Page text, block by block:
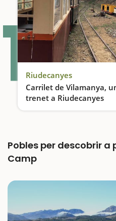
1 Riudecanyes
Carrilet de Vilamanya,
trenet a Riudecanyes
Un trenet enmig de la
Pobles per descobrir
Camp